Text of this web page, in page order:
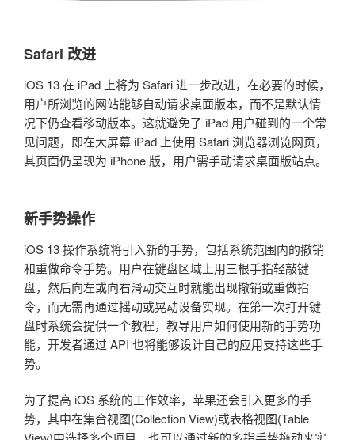
Safari 改进
iOS 13 在 iPad 上将为 Safari 进一步改进，在必要的时候，
用户所浏览的网站能够自动请求桌面版本，而不是默认情
况下仍查看移动版本。这就避免了 iPad 用户碰到的一个常
见问题，即在大屏幕 iPad 上使用 Safari 浏览器浏览网页，
其页面仍呈现为 iPhone 版，用户需手动请求桌面版站点。
新手势操作
iOS 13 操作系统将引入新的手势，包括系统范围内的撤销
和重做命令手势。用户在键盘区域上用三根手指轻敲键
盘，然后向左或向右滑动交互时就能出现撤销或重做指
令，而无需再通过摇动或晃动设备实现。在第一次打开键
盘时系统会提供一个教程，教导用户如何使用新的手势功
能，开发者通过 API 也将能够设计自己的应用支持这些手
势。
为了提高 iOS 系统的工作效率，苹果还会引入更多的手
势，其中在集合视图(Collection View)或表格视图(Table